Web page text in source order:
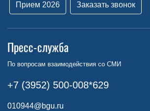
Прием 2026 Заказать звонок
Пресс-служба
По вопросам взаимодействия со СМИ
+7 (3952) 500-008*629
010944@bgu.ru